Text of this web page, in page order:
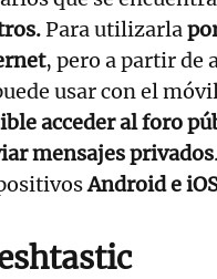
Para utilizarla
, pero a partir de
usar con el
acceder al foro
mensajes privados
Android e